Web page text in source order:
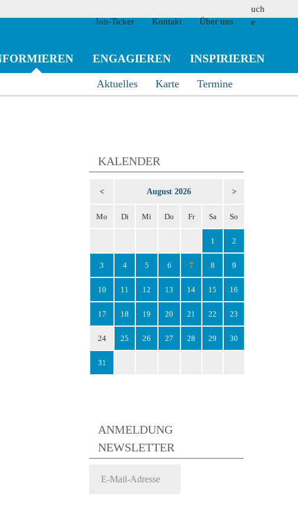
Job-Ticker
Kontakt Über uns
suchen
Aktuelles Karte Termine
ENGAGIEREN INSPIRIEREN
KALENDER
< August 2026 >
Mo Di Mi Do Fr Sa So
1 2
3 4 5 6 7 8 9
10 11 12 13 14 15 16
17 18 19 20 21 22 23
24 25 26 27 28 29 30
31
ANMELDUNG
NEWSLETTER